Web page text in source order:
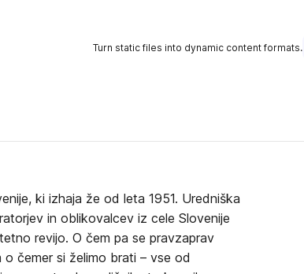
Turn static files into dynamic content formats.
ki izhaja že od leta 1951. Uredniška
in oblikovalcev iz cele Slovenije
revijo. O čem pa se pravzaprav
čemer si želimo brati – vse od